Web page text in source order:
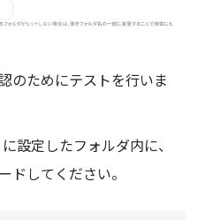
のためにテストを行いま
設定したフォルダ内に、
ドしてください。